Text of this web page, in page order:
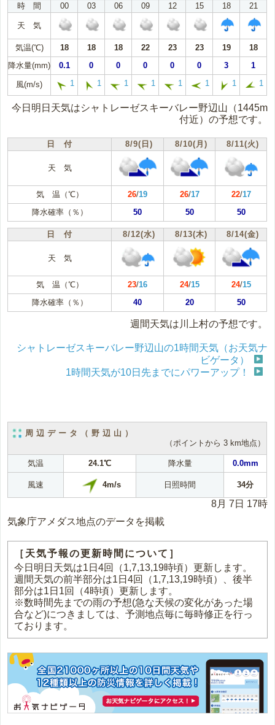
時 間
00 03 06 09 12 15 18 21
天 気
気温(℃) 18 18 18 22 23 23 19
18
降水量(mm)
0.1 0 0 0 0 0 3 1
風(m/s) 1 1 1 1 1 1 1 1
今日明日天気はシャトレーゼスキーバレー野辺山（1445m
付近）の予想です。
日 付 8/9(日) 8/10(月) 8/11(火)
天 気
気 温（℃） 26/19 26/17 22/17
降水確率（％）
50 50 50
日 付 8/12(水) 8/13(木) 8/14(金)
天 気
気 温（℃） 23/16 24/15 24/15
降水確率（％）
40 20 50
週間天気は川上村の予想です。
シャトレーゼスキーバレー野辺山の1時間天気（お天気ナ
ビゲータ）
1時間天気が10日先までにパワーアップ！
周辺データ（野辺山）
（ポイントから 3 km地点）
気温 24.1℃ 降水量 0.0mm
風速 4m/s 日照時間 34分
8月 7日 17時
気象庁アメダス地点のデータを掲載
［天気予報の更新時間について］
今日明日天気は1日4回（1,7,13,19時頃）更新します。
週間天気の前半部分は1日4回（1,7,13,19時頃）、後半
部分は1日1回（4時頃）更新します。
※数時間先までの雨の予想(急な天候の変化があった場
合など)につきましては、予測地点毎に毎時修正を行っ
ております。